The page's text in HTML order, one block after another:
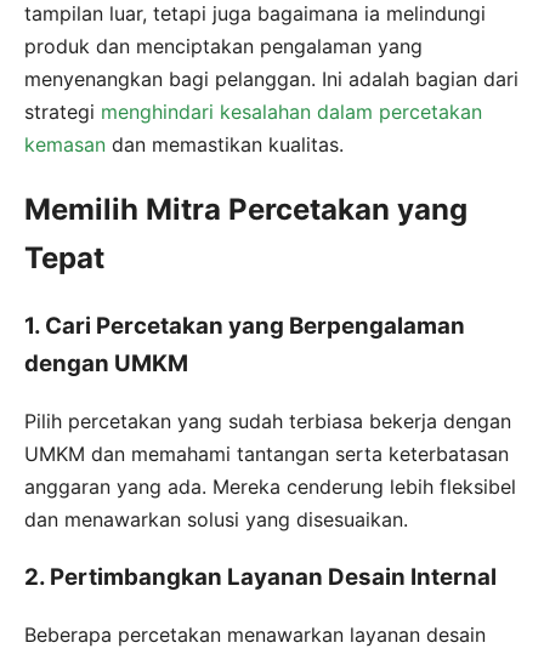
tampilan luar, tetapi juga bagaimana ia melindungi
produk dan menciptakan pengalaman yang
menyenangkan bagi pelanggan. Ini adalah bagian dari
strategi menghindari kesalahan dalam percetakan
kemasan dan memastikan kualitas.
Memilih Mitra Percetakan yang
Tepat
1. Cari Percetakan yang Berpengalaman
dengan UMKM
Pilih percetakan yang sudah terbiasa bekerja dengan
UMKM dan memahami tantangan serta keterbatasan
anggaran yang ada. Mereka cenderung lebih fleksibel
dan menawarkan solusi yang disesuaikan.
2. Pertimbangkan Layanan Desain Internal
Beberapa percetakan menawarkan layanan desain